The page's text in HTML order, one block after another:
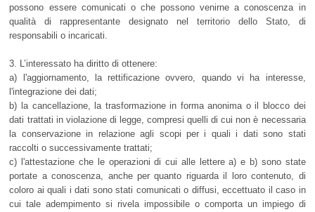
possono essere comunicati o che possono venirne a conoscenza in
qualità di rappresentante designato nel territorio dello Stato, di
responsabili o incaricati.
3. L’interessato ha diritto di ottenere:
a) l'aggiornamento, la rettificazione ovvero, quando vi ha interesse,
l'integrazione dei dati;
b) la cancellazione, la trasformazione in forma anonima o il blocco dei
dati trattati in violazione di legge, compresi quelli di cui non è necessaria
la conservazione in relazione agli scopi per i quali i dati sono stati
raccolti o successivamente trattati;
c) l'attestazione che le operazioni di cui alle lettere a) e b) sono state
portate a conoscenza, anche per quanto riguarda il loro contenuto, di
coloro ai quali i dati sono stati comunicati o diffusi, eccettuato il caso in
cui tale adempimento si rivela impossibile o comporta un impiego di